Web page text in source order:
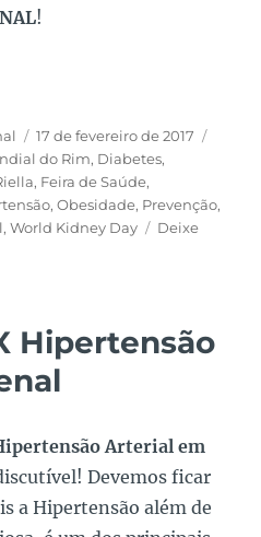
!
Publicado
em
17 de fevereiro de 2017
do Rim, Diabetes,
, Feira de Saúde,
,Obesidade, Prevenção,
,World Kidney Day
Deixe
Hipertensão
Arterial em
Devemos ficar
a Hipertensão além de